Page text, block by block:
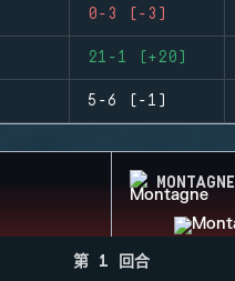
0-3 (-3)
21-1 (+20)
5-6 (-1)
MONTAGNE
第 1 回合